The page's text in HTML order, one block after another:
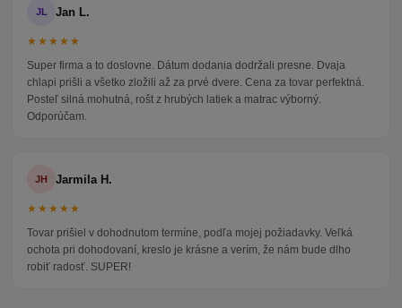
JL Jan L.
★★★★★
Super firma a to doslovne. Dátum dodania dodržali presne. Dvaja
chlapi prišli a všetko zložili až za prvé dvere. Cena za tovar perfektná.
Posteľ silná mohutná, rošt z hrubých latiek a matrac výborný.
Odporúčam.
JH Jarmila H.
★★★★★
Tovar prišiel v dohodnutom termíne, podľa mojej požiadavky. Veľká
ochota pri dohodovaní, kreslo je krásne a verím, že nám bude dlho
robiť radosť. SUPER!